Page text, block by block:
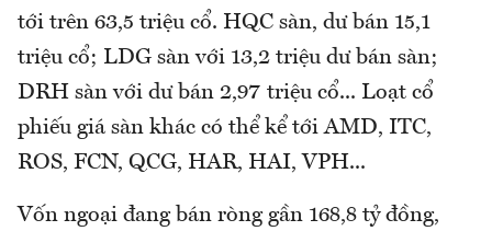
tới trên 63,5 triệu cổ. HQC sàn, dư bán 15,1
triệu cổ; LDG sàn với 13,2 triệu dư bán sàn;
DRH sàn với dư bán 2,97 triệu cổ... Loạt cổ
phiếu giá sàn khác có thể kể tới AMD, ITC,
ROS, FCN, QCG, HAR, HAI, VPH...
Vốn ngoại đang bán ròng gần 168,8 tỷ đồng,